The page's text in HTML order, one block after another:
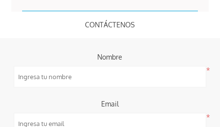
CONTÁCTENOS
Nombre
*
Email
*